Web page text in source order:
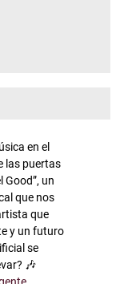
en el
las puertas
Good”, un
que nos
que
y un futuro
se
🎶